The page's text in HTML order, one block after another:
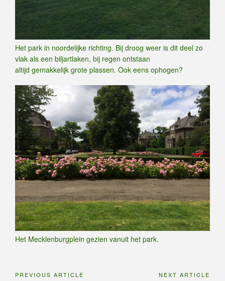
Het park in noordelijke richting. Bij droog weer is dit deel zo
vlak als een biljartlaken, bij regen ontstaan
altijd gemakkelijk grote plassen. Ook eens ophogen?
Het Mecklenburgplein gezien vanuit het park.
Bericht
PREVIOUS ARTICLE NEXT ARTICLE